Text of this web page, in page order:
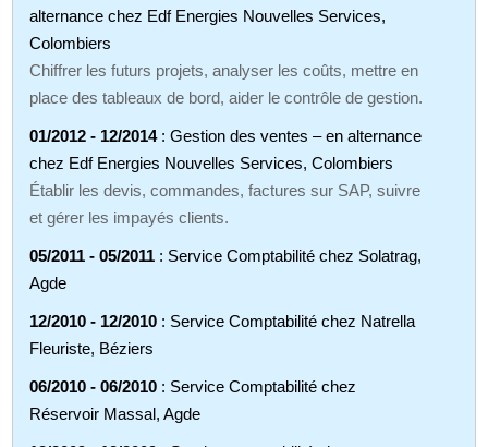
alternance chez Edf Energies Nouvelles Services,
Colombiers
Chiffrer les futurs projets, analyser les coûts, mettre en
place des tableaux de bord, aider le contrôle de gestion.
01/2012 - 12/2014: Gestion des ventes – en alternance
chez Edf Energies Nouvelles Services, Colombiers
Établir les devis, commandes, factures sur SAP, suivre
et gérer les impayés clients.
05/2011 - 05/2011 : Service Comptabilité chez Solatrag,
Agde
12/2010 - 12/2010 : Service Comptabilité chez Natrella
Fleuriste, Béziers
06/2010 - 06/2010 : Service Comptabilité chez
Réservoir Massal, Agde